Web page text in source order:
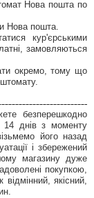
Нова пошта по
Нова пошта.
кур'єрськими
замовляються
окремо, тому що
безперешкодно
14 днів з моменту
його назад
і збережений
магазину дуже
покупкою,
якісний,